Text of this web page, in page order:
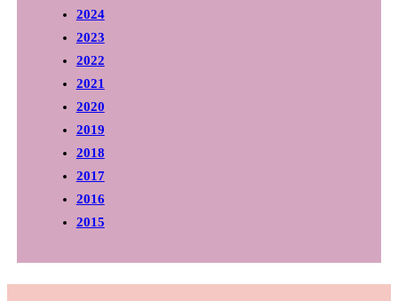
2024
2023
2022
2021
2020
2019
2018
2017
2016
2015